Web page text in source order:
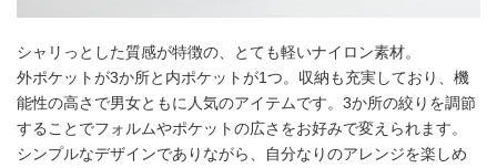
シャリっとした質感が特徴の、とても軽いナイロン素材。
外ポケットが3か所と内ポケットが1つ。収納も充実しており、機
能性の高さで男女ともに人気のアイテムです。3か所の絞りを調節
することでフォルムやポケットの広さをお好みで変えられます。
シンプルなデザインでありながら、自分なりのアレンジを楽しめ